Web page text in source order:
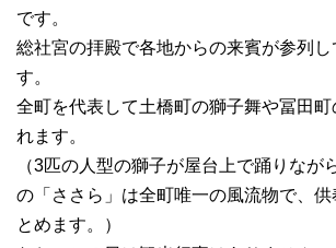
です。
総社宮の拝殿で各地からの来賓が参列し
す。
全町を代表して土橋町の獅子舞や冨田町
れます。
（3匹の人型の獅子が屋台上で踊りなが
の「ささら」は全町唯一の風流物で、
とめます。）